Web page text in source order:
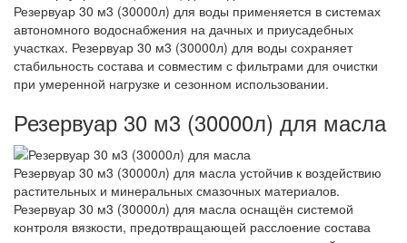
Резервуар 30 м3 (30000л) для воды применяется в системах
автономного водоснабжения на дачных и приусадебных
участках. Резервуар 30 м3 (30000л) для воды сохраняет
стабильность состава и совместим с фильтрами для очистки
при умеренной нагрузке и сезонном использовании.
Резервуар 30 м3 (30000л) для масла
Резервуар 30 м3 (30000л) для масла устойчив к воздействию
растительных и минеральных смазочных материалов.
Резервуар 30 м3 (30000л) для масла оснащён системой
контроля вязкости, предотвращающей расслоение состава